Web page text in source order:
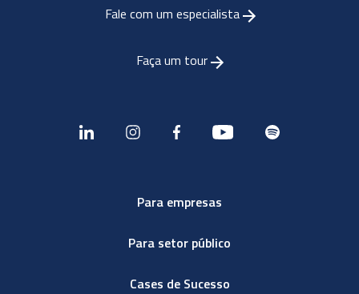
Fale com um especialista
Faça um tour
Para empresas
Para setor público
Cases de Sucesso